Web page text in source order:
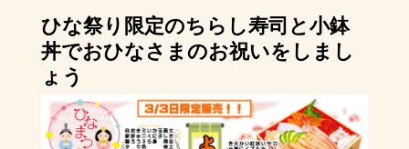
ひな祭り限定のちらし寿司と小鉢
丼でおひなさまのお祝いをしまし
ょう